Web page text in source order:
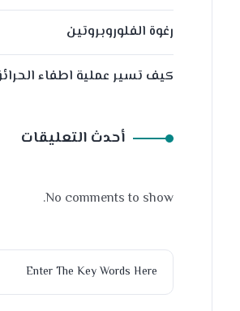
رغوة الفلوروبروتين
كيف تسير عملية اطفاء
أحدث التعليقات
No comments to show.